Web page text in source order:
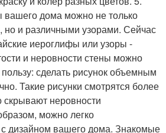
вашего дома можно не только
но и различными узорами. Сейчас
иероглифы или узоры -
и неровности стены можно
сделать рисунок объемным
Такие рисунки смотрятся более
неровности
можно легко
с дизайном вашего дома. Знакомые